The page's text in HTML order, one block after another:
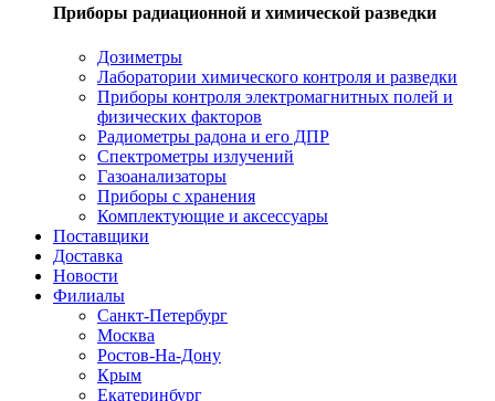
Приборы радиационной и химической разведки
Дозиметры
Лаборатории химического контроля и разведки
Приборы контроля электромагнитных полей и
физических факторов
Радиометры радона и его ДПР
Спектрометры излучений
Газоанализаторы
Приборы с хранения
Комплектующие и аксессуары
Поставщики
Доставка
Новости
Филиалы
Санкт-Петербург
Москва
Ростов-На-Дону
Крым
Екатеринбург